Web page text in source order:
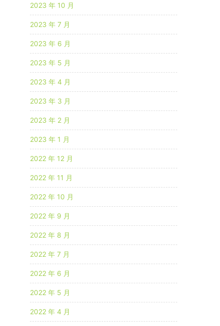
2023 年 10 月
2023 年 7 月
2023 年 6 月
2023 年 5 月
2023 年 4 月
2023 年 3 月
2023 年 2 月
2023 年 1 月
2022 年 12 月
2022 年 11 月
2022 年 10 月
2022 年 9 月
2022 年 8 月
2022 年 7 月
2022 年 6 月
2022 年 5 月
2022 年 4 月